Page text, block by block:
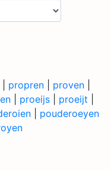
propren proven
proeijs proeijt
pouderoeyen